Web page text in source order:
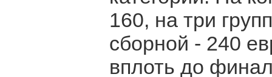
160, на три
сборной - 240
вплоть до